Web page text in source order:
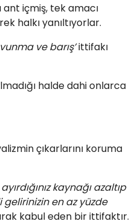
içmiş, tek amacı
halkı yanıltıyorlar.
ve barış’ittifakı
halde dahi onlarca
çıkarlarını koruma
kaynağı azaltıp
en az yüzde
kabul eden bir ittifaktır.